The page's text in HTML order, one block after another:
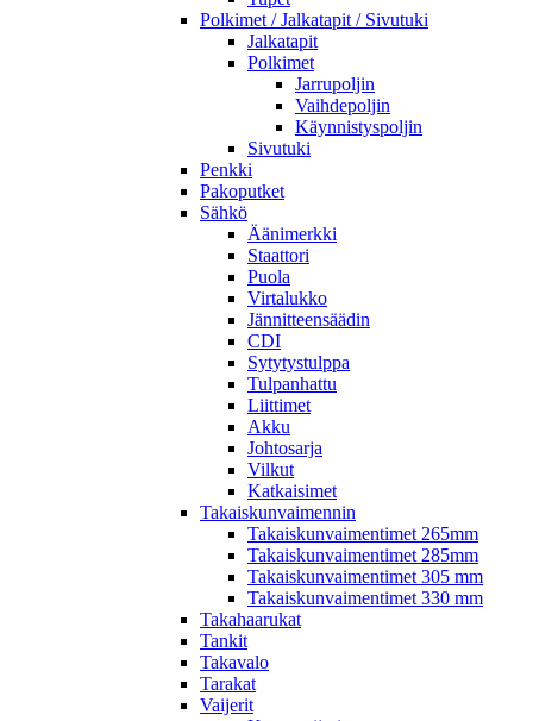
Polkimet / Jalkatapit / Sivutuki
Jalkatapit
Polkimet
Jarrupoljin
Vaihdepoljin
Käynnistyspoljin
Sivutuki
Penkki
Pakoputket
Sähkö
Äänimerkki
Staattori
Puola
Virtalukko
Jännitteensäädin
CDI
Sytytystulppa
Tulpanhattu
Liittimet
Akku
Johtosarja
Vilkut
Katkaisimet
Takaiskunvaimennin
Takaiskunvaimentimet 265mm
Takaiskunvaimentimet 285mm
Takaiskunvaimentimet 305 mm
Takaiskunvaimentimet 330 mm
Takahaarukat
Tankit
Takavalo
Tarakat
Vaijerit